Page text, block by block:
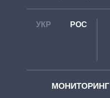
УКР РОС
МОНИТОРИНГ